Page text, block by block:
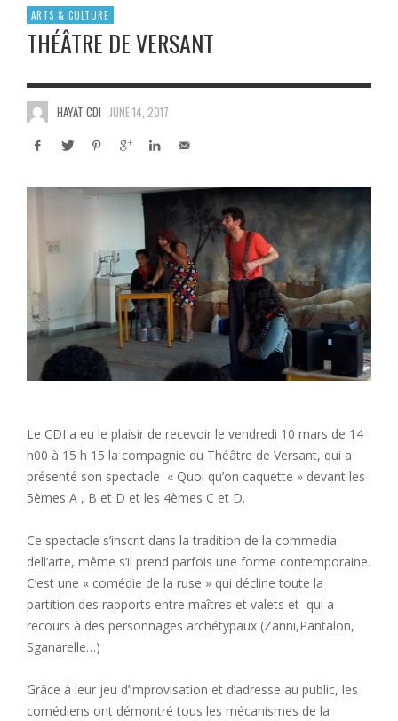
ARTS & CULTURE
THÉÂTRE DE VERSANT
HAYAT CDI JUNE 14, 2017
Le CDI a eu le plaisir de recevoir le vendredi 10 mars de 14
h00 à 15 h 15 la compagnie du Théâtre de Versant, qui a
présenté son spectacle « Quoi qu’on caquette » devant les
5èmes A , B et D et les 4èmes C et D.
Ce spectacle s’inscrit dans la tradition de la commedia
dell’arte, même s’il prend parfois une forme contemporaine.
C’est une « comédie de la ruse » qui décline toute la
partition des rapports entre maîtres et valets et qui a
recours à des personnages archétypaux (Zanni,Pantalon,
Sganarelle…)
Grâce à leur jeu d’improvisation et d’adresse au public, les
comédiens ont démontré tous les mécanismes de la